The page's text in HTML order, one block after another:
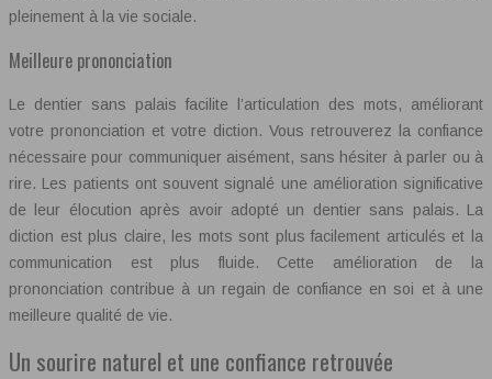
pleinement à la vie sociale.
Meilleure prononciation
Le dentier sans palais facilite l’articulation des mots, améliorant
votre prononciation et votre diction. Vous retrouverez la confiance
nécessaire pour communiquer aisément, sans hésiter à parler ou à
rire. Les patients ont souvent signalé une amélioration significative
de leur élocution après avoir adopté un dentier sans palais. La
diction est plus claire, les mots sont plus facilement articulés et la
communication est plus fluide. Cette amélioration de la
prononciation contribue à un regain de confiance en soi et à une
meilleure qualité de vie.
Un sourire naturel et une confiance retrouvée